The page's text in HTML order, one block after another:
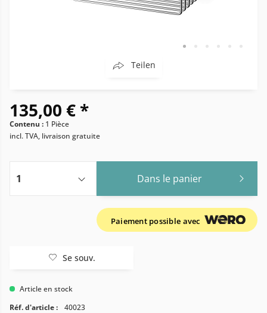
Teilen
135,00 € *
Contenu : 1 Pièce
incl. TVA, livraison gratuite
Dans le panier
Paiement possible avec
Se souv.
Article en stock
Réf. d'article :
40023